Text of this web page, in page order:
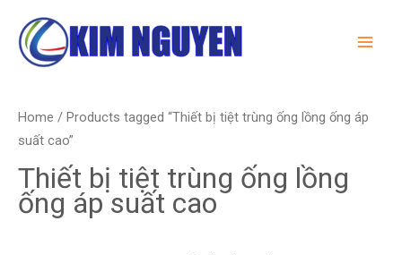
content
Home / Products tagged “Thiết bị tiệt trùng ống lồng ống áp
suất cao”
Thiết bị tiệt trùng ống lồng
ống áp suất cao